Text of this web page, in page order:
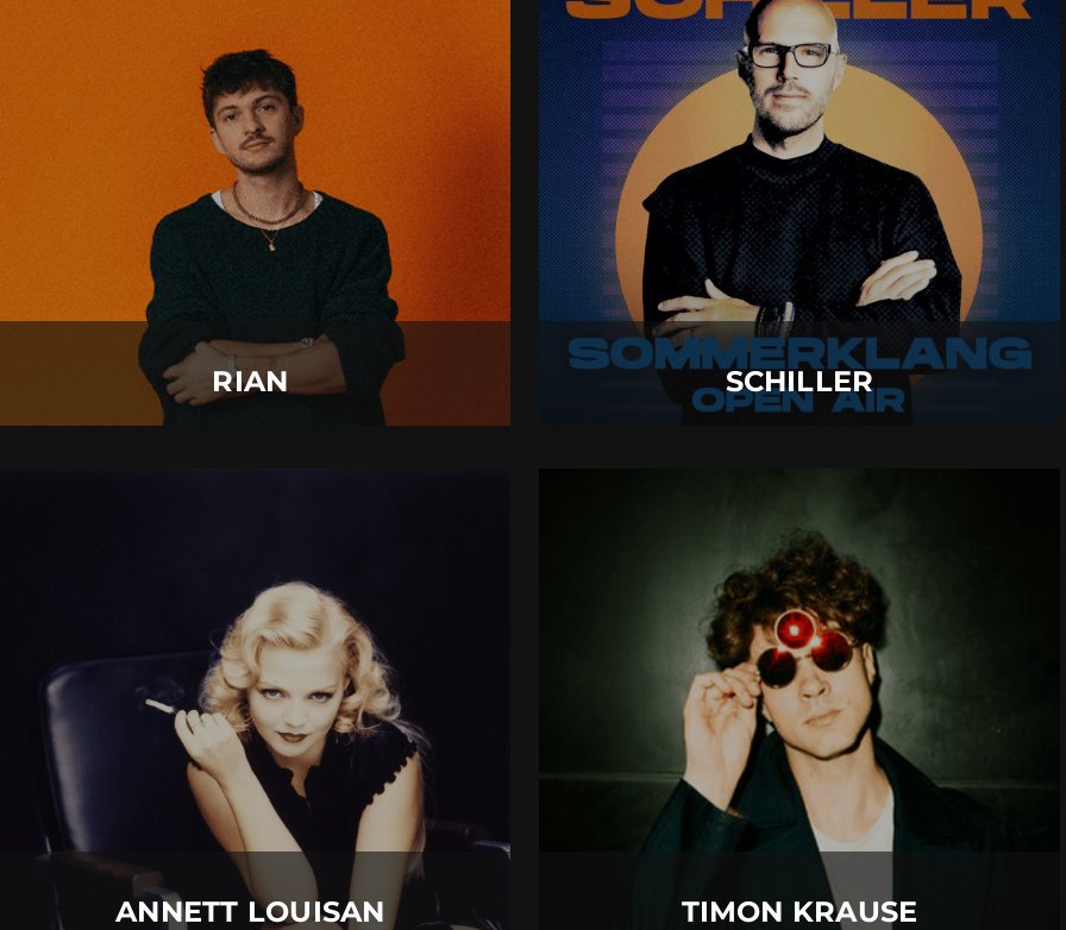
RIAN
RIAN
RIAN
2026 | Montag |
Mehr Details
SCHILLER
SCHILLER
SCHILLER
11.
September 2026 | Freitag | Insel Mainau
Mehr Details
ANNETT LOUISAN
ANNETT LOUISAN
ANNETT LOUISAN
2026 | Mittwoch | Insel Mainau
Mehr Details
TIMON KRAUSE
TIMON KRAUSE
TIMON KRAUSE
September 2026 | Donnerstag |
Mehr Details